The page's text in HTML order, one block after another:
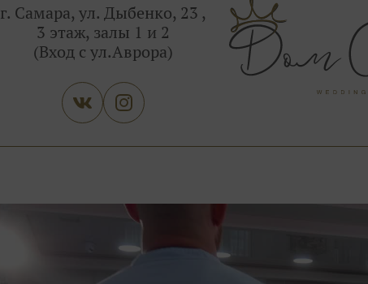
г. Самара, ул. Дыбенко, 23 ,
3 этаж, залы 1 и 2
(Вход с ул.Аврора)